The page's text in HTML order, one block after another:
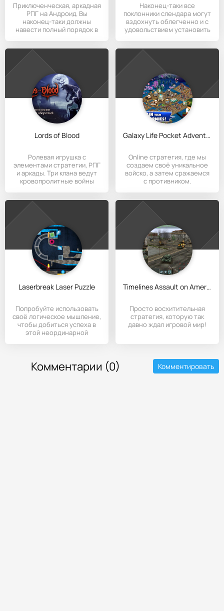
Приключенческая, аркадная
РПГ на Андроид. Вы
наконец-таки должны
навести полный порядок в
Наконец-таки все
поклонники слендара могут
вздохнуть облегченно и с
удовольствием установить
Lords of Blood
Ролевая игрушка с
элементами стратегии, РПГ
и аркады. Три клана ведут
кровопролитные войны
Galaxy Life Pocket Adventures
Online стратегия, где мы
создаем своё уникальное
войско, а затем сражаемся
с противником.
Laserbreak Laser Puzzle
Попробуйте использовать
своё логическое мышление,
чтобы добиться успеха в
этой неординарной
Timelines Assault on America
Просто восхитительная
стратегия, которую так
давно ждал игровой мир!
Комментарии (0) Комментировать